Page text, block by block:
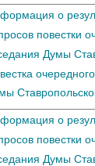
о
повестки
Думы
о
повестки
Думы